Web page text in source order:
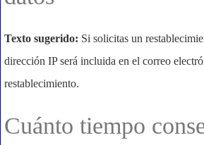
Texto sugerido: Si solicitas un
dirección IP será incluida en el correo
restablecimiento.
Cuánto tiempo